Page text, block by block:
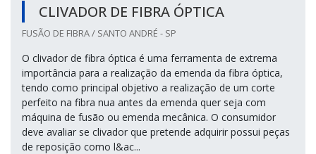
CLIVADOR DE FIBRA ÓPTICA
FUSÃO DE FIBRA / SANTO ANDRÉ - SP
O clivador de fibra óptica é uma ferramenta de extrema
importância para a realização da emenda da fibra óptica,
tendo como principal objetivo a realização de um corte
perfeito na fibra nua antes da emenda quer seja com
máquina de fusão ou emenda mecânica. O consumidor
deve avaliar se clivador que pretende adquirir possui peças
de reposição como l&ac...